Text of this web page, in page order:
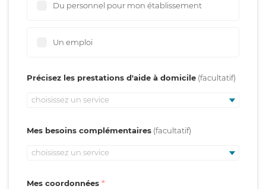
Du personnel pour mon établissement
Un emploi
Précisez les prestations d'aide à domicile
choisissez un service
Mes besoins complémentaires
choisissez un service
Mes coordonnées